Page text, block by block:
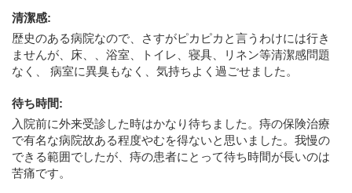
清潔感:
歴史のある病院なので、さすがピカピカと言うわけには行き
ませんが、床、、浴室、トイレ、寝具、リネン等清潔感問題
なく、 病室に異臭もなく、気持ちよく過ごせました。
待ち時間:
入院前に外来受診した時はかなり待ちました。痔の保険治療
で有名な病院故ある程度やむを得ないと思いました。我慢の
できる範囲でしたが、痔の患者にとって待ち時間が長いのは
苦痛です。